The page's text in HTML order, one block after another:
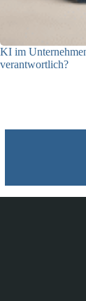
KI im
verantwortlich?